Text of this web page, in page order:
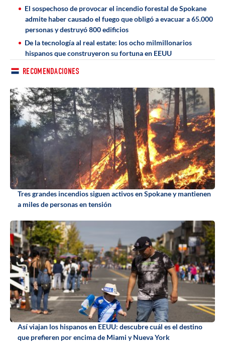
El sospechoso de provocar el incendio forestal de Spokane
admite haber causado el fuego que obligó a evacuar a 65.000
personas y destruyó 800 edificios
De la tecnología al real estate: los ocho milmillonarios
hispanos que construyeron su fortuna en EEUU
RECOMENDACIONES
Tres grandes incendios siguen activos en Spokane y mantienen
a miles de personas en tensión
Así viajan los hispanos en EEUU: descubre cuál es el destino
que prefieren por encima de Miami y Nueva York